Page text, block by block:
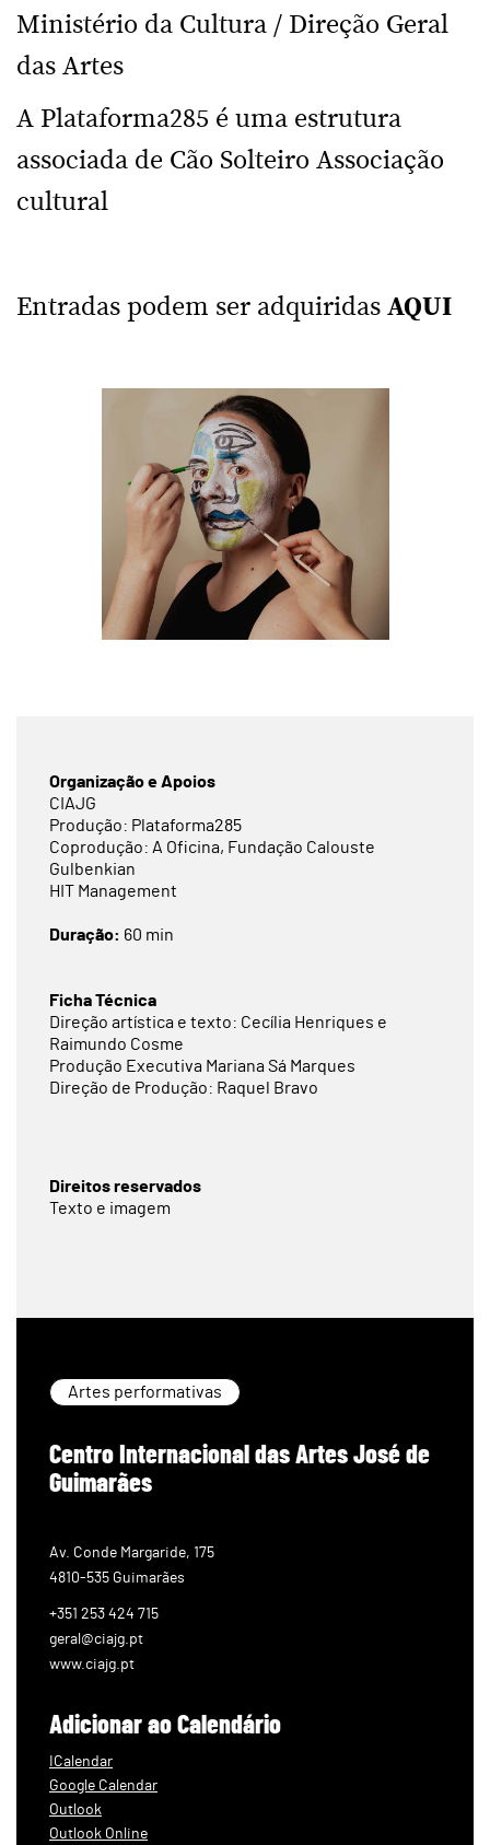
Ministério da Cultura / Direção Geral
das Artes
A Plataforma285 é uma estrutura
associada de Cão Solteiro Associação
cultural
Entradas podem ser adquiridas AQUI
Organização e Apoios
CIAJG
Produção: Plataforma285
Coprodução: A Oficina, Fundação Calouste
Gulbenkian
HIT Management
Duração: 60 min
Ficha Técnica
Direção artística e texto: Cecília Henriques e
Raimundo Cosme
Produção Executiva Mariana Sá Marques
Direção de Produção: Raquel Bravo
Direitos reservados
Texto e imagem
Artes performativas
Centro Internacional das Artes José de
Guimarães
Av. Conde Margaride, 175
4810-535 Guimarães
+351 253 424 715
geral@ciajg.pt
www.ciajg.pt
Adicionar ao Calendário
ICalendar
Google Calendar
Outlook
Outlook Online